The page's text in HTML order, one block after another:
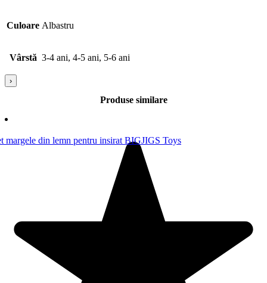
Culoare Albastru
Vârstă 3-4 ani, 4-5 ani, 5-6 ani
›
Produse similare